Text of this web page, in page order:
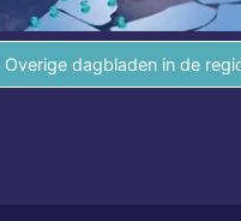
Overige dagbladen in de